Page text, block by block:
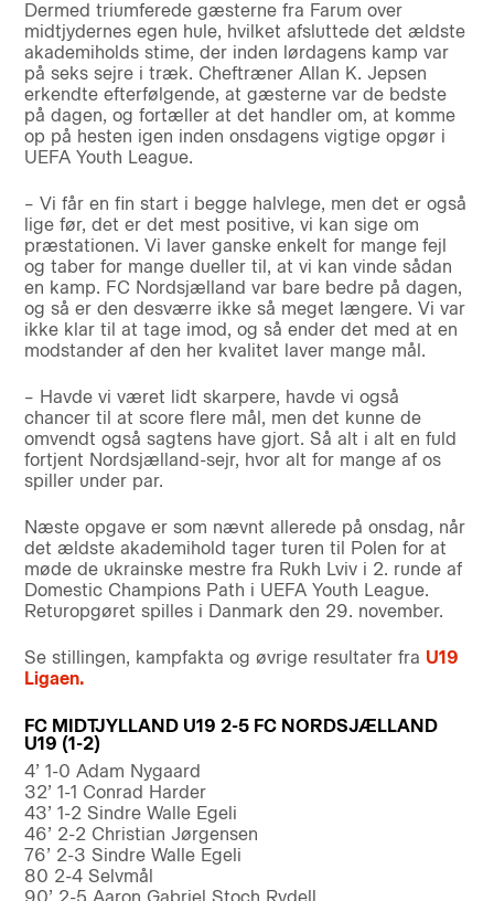
Dermed triumferede gæsterne fra Farum over
midtjydernes egen hule, hvilket afsluttede det ældste
akademiholds stime, der inden lørdagens kamp var
på seks sejre i træk. Cheftræner Allan K. Jepsen
erkendte efterfølgende, at gæsterne var de bedste
på dagen, og fortæller at det handler om, at komme
op på hesten igen inden onsdagens vigtige opgør i
UEFA Youth League.
– Vi får en fin start i begge halvlege, men det er også
lige før, det er det mest positive, vi kan sige om
præstationen. Vi laver ganske enkelt for mange fejl
og taber for mange dueller til, at vi kan vinde sådan
en kamp. FC Nordsjælland var bare bedre på dagen,
og så er den desværre ikke så meget længere. Vi var
ikke klar til at tage imod, og så ender det med at en
modstander af den her kvalitet laver mange mål.
– Havde vi været lidt skarpere, havde vi også
chancer til at score flere mål, men det kunne de
omvendt også sagtens have gjort. Så alt i alt en fuld
fortjent Nordsjælland-sejr, hvor alt for mange af os
spiller under par.
Næste opgave er som nævnt allerede på onsdag, når
det ældste akademihold tager turen til Polen for at
møde de ukrainske mestre fra Rukh Lviv i 2. runde af
Domestic Champions Path i UEFA Youth League.
Returopgøret spilles i Danmark den 29. november.
Se stillingen, kampfakta og øvrige resultater fra U19
Ligaen.
FC MIDTJYLLAND U19 2-5 FC NORDSJÆLLAND
U19 (1-2)
4’ 1-0 Adam Nygaard
32’ 1-1 Conrad Harder
43’ 1-2 Sindre Walle Egeli
46’ 2-2 Christian Jørgensen
76’ 2-3 Sindre Walle Egeli
80 2-4 Selvmål